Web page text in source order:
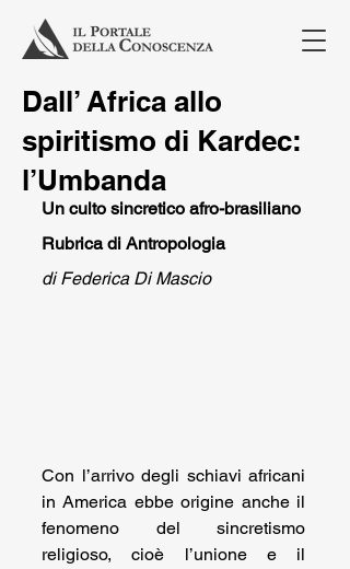
Dall’ Africa allo
spiritismo di Kardec:
l’Umbanda
Un culto sincretico afro-brasiliano
Rubrica di Antropologia
di Federica Di Mascio
Con l’arrivo degli schiavi africani
in America ebbe origine anche il
fenomeno del sincretismo
religioso, cioè l’unione e il